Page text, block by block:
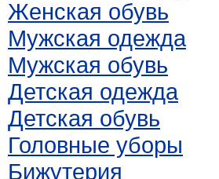
Женская обувь
Мужская одежда
Мужская обувь
Детская одежда
Детская обувь
Головные уборы
Бижутерия